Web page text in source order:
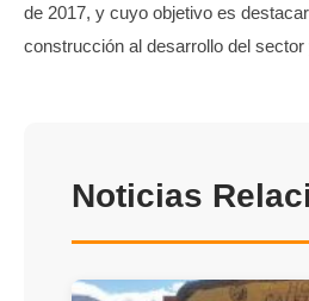
de 2017, y cuyo objetivo es
construcción al desarrollo del
Noticias